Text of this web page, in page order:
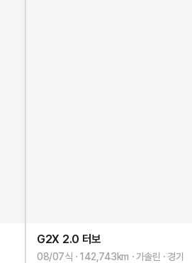
G2X 2.0 터보
08/07식 142,743km 가솔린 경기